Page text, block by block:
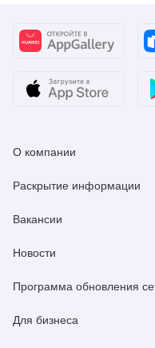
О компании
Раскрытие информации
Вакансии
Новости
Программа обновления
Для бизнеса